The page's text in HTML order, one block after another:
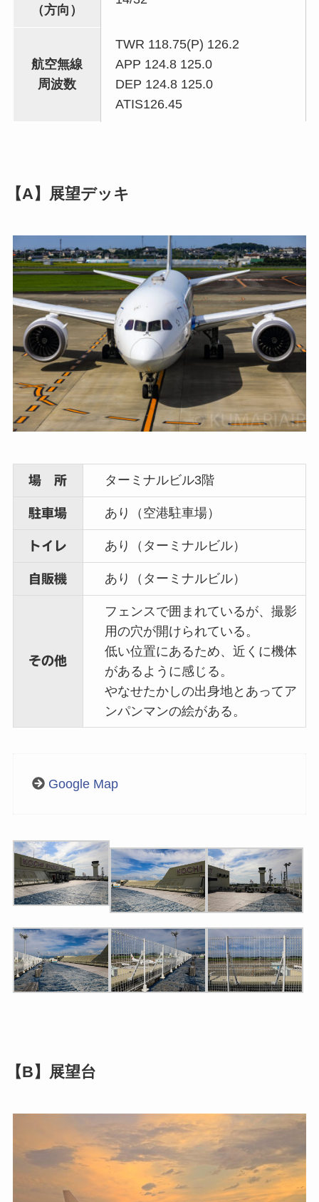
（方向）
航空無線
周波数
TWR 118.75(P) 126.2
APP 124.8 125.0
DEP 124.8 125.0
ATIS126.45
【A】展望デッキ
場 所 ターミナルビル3階
駐車場 あり（空港駐車場）
トイレ あり（ターミナルビル）
自販機 あり（ターミナルビル）
その他
フェンスで囲まれているが、撮影
用の穴が開けられている。
低い位置にあるため、近くに機体
があるように感じる。
やなせたかしの出身地とあってア
ンパンマンの絵がある。
Google Map
【B】展望台